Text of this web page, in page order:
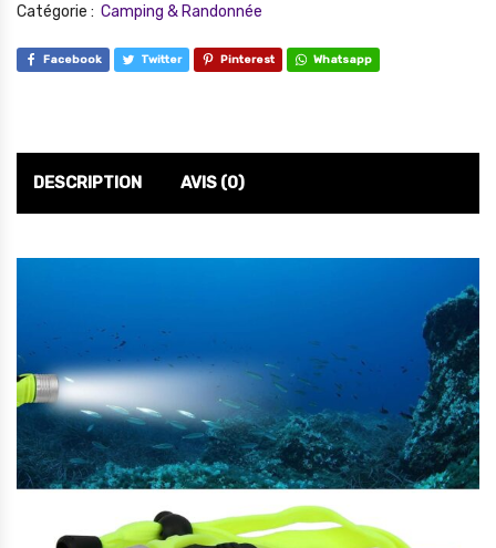
Catégorie : Camping & Randonnée
Facebook Twitter Pinterest Whatsapp
DESCRIPTION AVIS (0)